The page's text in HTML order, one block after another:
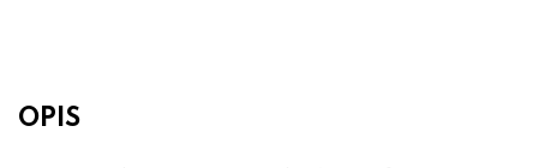
OPIS